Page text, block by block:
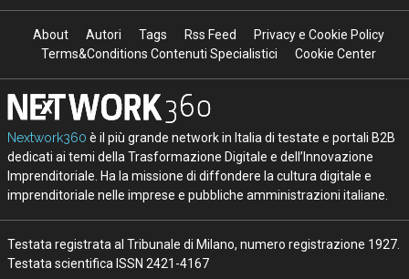
About Autori Tags Rss Feed
Privacy e Cookie Policy
Terms&Conditions Contenuti Specialistici
Cookie Center
Nextwork360 è il più grande network in Italia di testate e portali B2B
dedicati ai temi della Trasformazione Digitale e dell’Innovazione
Imprenditoriale. Ha la missione di diffondere la cultura digitale e
imprenditoriale nelle imprese e pubbliche amministrazioni italiane.
Testata registrata al Tribunale di Milano, numero registrazione 1927.
Testata scientifica ISSN 2421-4167